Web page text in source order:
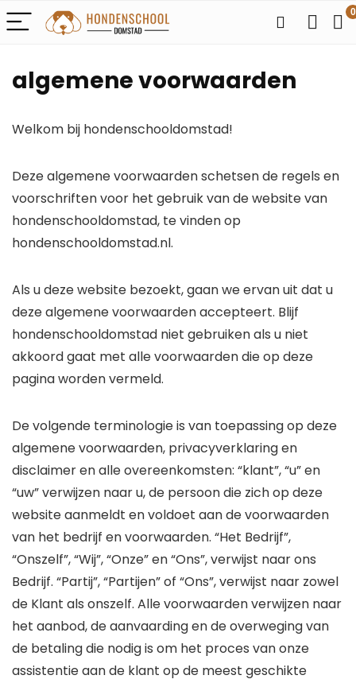
0
algemene voorwaarden
Welkom bij hondenschooldomstad!
Deze algemene voorwaarden schetsen de regels en
voorschriften voor het gebruik van de website van
hondenschooldomstad, te vinden op
hondenschooldomstad.nl.
Als u deze website bezoekt, gaan we ervan uit dat u
deze algemene voorwaarden accepteert. Blijf
hondenschooldomstad niet gebruiken als u niet
akkoord gaat met alle voorwaarden die op deze
pagina worden vermeld.
De volgende terminologie is van toepassing op deze
algemene voorwaarden, privacyverklaring en
disclaimer en alle overeenkomsten: “klant”, “u” en
“uw” verwijzen naar u, de persoon die zich op deze
website aanmeldt en voldoet aan de voorwaarden
van het bedrijf en voorwaarden. “Het Bedrijf”,
“Onszelf”, “Wij”, “Onze” en “Ons”, verwijst naar ons
Bedrijf. “Partij”, “Partijen” of “Ons”, verwijst naar zowel
de Klant als onszelf. Alle voorwaarden verwijzen naar
het aanbod, de aanvaarding en de overweging van
de betaling die nodig is om het proces van onze
assistentie aan de klant op de meest geschikte